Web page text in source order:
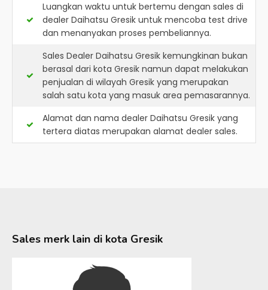
Luangkan waktu untuk bertemu dengan sales di
dealer Daihatsu Gresik untuk mencoba test drive
dan menanyakan proses pembeliannya.
Sales Dealer Daihatsu Gresik kemungkinan bukan
berasal dari kota Gresik namun dapat melakukan
penjualan di wilayah Gresik yang merupakan
salah satu kota yang masuk area pemasarannya.
Alamat dan nama dealer Daihatsu Gresik yang
tertera diatas merupakan alamat dealer sales.
Sales merk lain di kota Gresik